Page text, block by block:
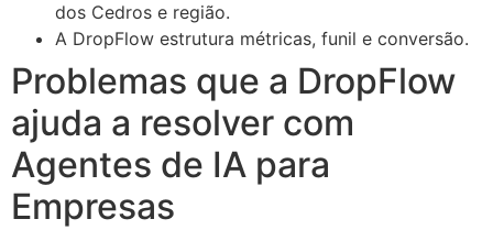
dos Cedros e região.
A DropFlow estrutura métricas, funil e conversão.
Problemas que a DropFlow
ajuda a resolver com
Agentes de IA para
Empresas